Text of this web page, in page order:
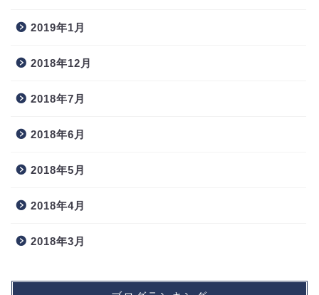
2019年1月
2018年12月
2018年7月
2018年6月
2018年5月
2018年4月
2018年3月